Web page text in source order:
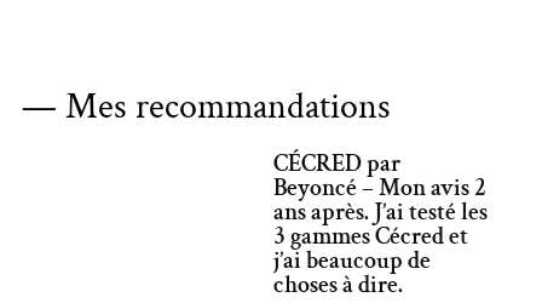
— Mes recommandations
CÉCRED par
Beyoncé – Mon avis 2
ans après. J’ai testé les
3 gammes Cécred et
j’ai beaucoup de
choses à dire.